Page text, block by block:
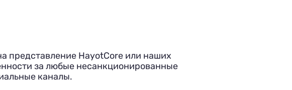
представление HayotCore или наших
за любые несанкционированные
каналы.